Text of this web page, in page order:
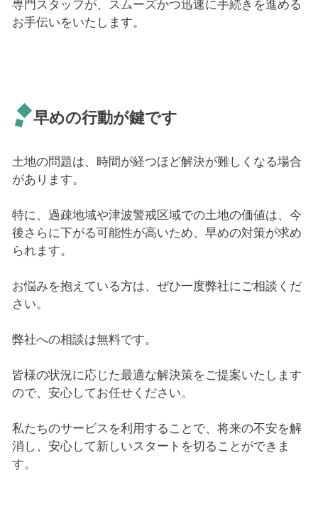
専門スタッフが、スムーズかつ迅速に手続きを進める
お手伝いをいたします。
早めの行動が鍵です
土地の問題は、時間が経つほど解決が難しくなる場合
があります。
特に、過疎地域や津波警戒区域での土地の価値は、今
後さらに下がる可能性が高いため、早めの対策が求め
られます。
お悩みを抱えている方は、ぜひ一度弊社にご相談くだ
さい。
弊社への相談は無料です。
皆様の状況に応じた最適な解決策をご提案いたします
ので、安心してお任せください。
私たちのサービスを利用することで、将来の不安を解
消し、安心して新しいスタートを切ることができま
す。